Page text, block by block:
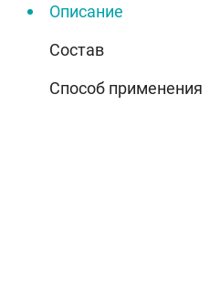
Описание
Состав
Способ применения